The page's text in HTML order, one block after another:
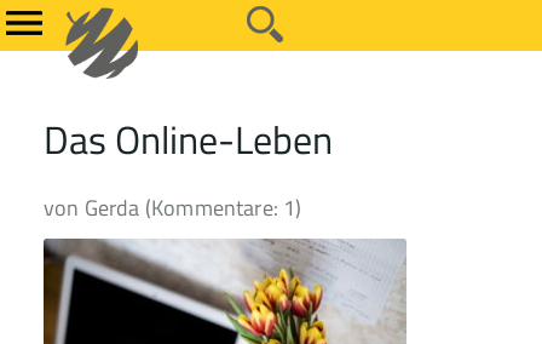
Das Online-Leben
von Gerda (Kommentare: 1)